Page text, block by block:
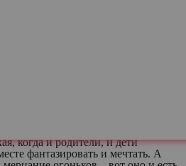
настоящему волшебным для своей
их восторженное ожидание
в детство. Быть может,
новой семейной традиции? Или
старую – литературную…
тесно связана с дворянской
Конечно, тогда и конкуренции
было меньше – камин,
голос родителя, читающего о
в наших руках: телевизор
– и садимся за книгу всей
сопротивление, но это того
когда и родители, и дети
фантазировать и мечтать. А